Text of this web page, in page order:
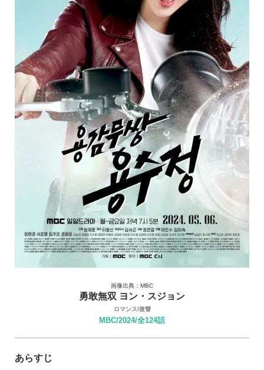
画像出典：MBC
勇敢無双 ヨン・スジョン
ロマンス/復讐
MBC/2024/全124話
あらすじ